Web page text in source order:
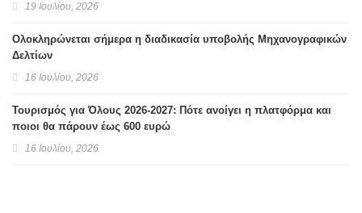
19 Ιουλίου, 2026
Ολοκληρώνεται σήμερα η διαδικασία υποβολής Μηχανογραφικών
Δελτίων
16 Ιουλίου, 2026
Τουρισμός για Όλους 2026-2027: Πότε ανοίγει η πλατφόρμα και
ποιοι θα πάρουν έως 600 ευρώ
16 Ιουλίου, 2026